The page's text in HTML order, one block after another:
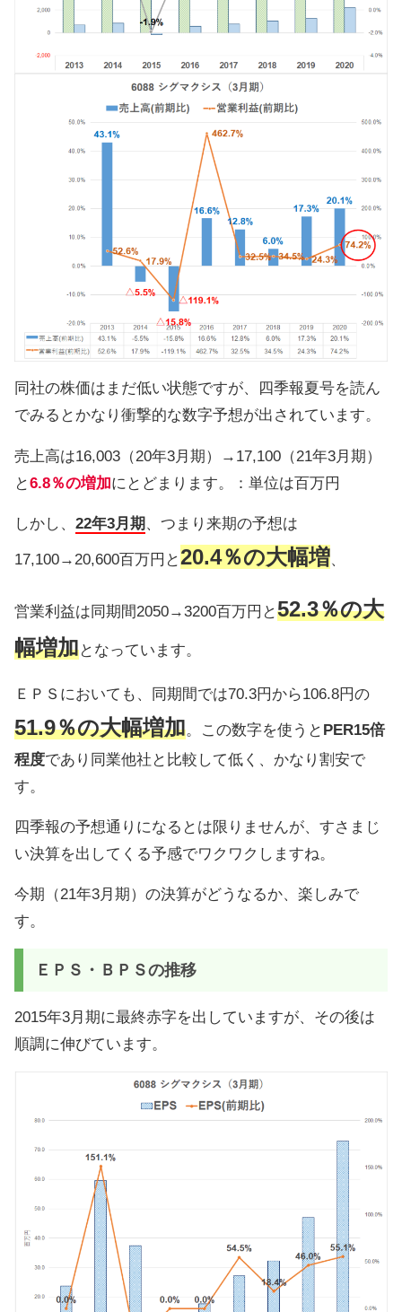
同社の株価はまだ低い状態ですが、四季報夏号を読ん
でみるとかなり衝撃的な数字予想が出されています。
売上高は16,003（20年3月期）→17,100（21年3月期）
と6.8％の増加にとどまります。：単位は百万円
しかし、 22年3月期 、つまり来期の予想は
17,100→20,600百万円と20.4％の大幅増、
営業利益は同期間2050→3200百万円と52.3％の大
幅増加となっています。
ＥＰＳにおいても、同期間では70.3円から106.8円の
51.9％の大幅増加。この数字を使うと PER15倍
程度であり同業他社と比較して低く、かなり割安で
す。
四季報の予想通りになるとは限りませんが、すさまじ
い決算を出してくる予感でワクワクしますね。
今期（21年3月期）の決算がどうなるか、楽しみで
す。
ＥＰＳ・ＢＰＳの推移
2015年3月期に最終赤字を出していますが、その後は
順調に伸びています。